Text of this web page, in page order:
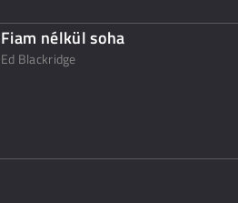
Fiam nélkül soha
Ed Blackridge